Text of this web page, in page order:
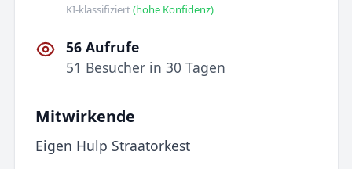
KI-klassifiziert(hohe Konfidenz)
56 Aufrufe
51 Besucher in 30 Tagen
Mitwirkende
Eigen Hulp Straatorkest